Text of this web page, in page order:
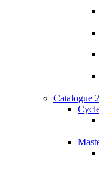
Catalogue